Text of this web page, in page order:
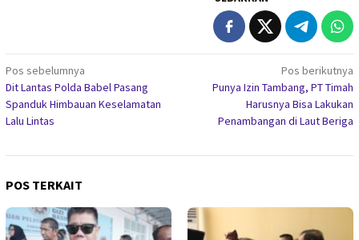
Navigasi
pos
Pos sebelumnya
Dit Lantas Polda Babel Pasang
Spanduk Himbauan Keselamatan
Lalu Lintas
Pos berikutnya
Punya Izin Tambang, PT Timah
Harusnya Bisa Lakukan
Penambangan di Laut Beriga
POS TERKAIT